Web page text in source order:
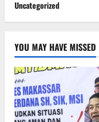
Uncategorized
YOU MAY HAVE MISSED